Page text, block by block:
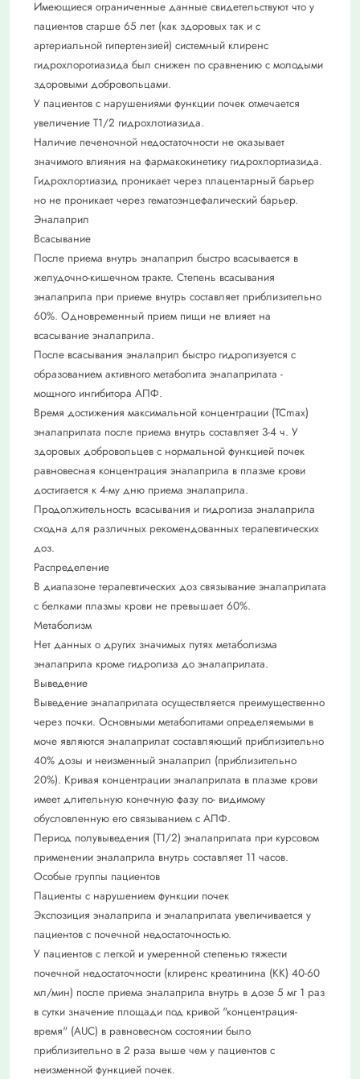
Имеющиеся ограниченные данные свидетельствуют что у
пациентов старше 65 лет (как здоровых так и с
артериальной гипертензией) системный клиренс
гидрохлоротиазида был снижен по сравнению с молодыми
здоровыми добровольцами.
У пациентов с нарушениями функции почек отмечается
увеличение Т1/2 гидрохлотиазида.
Наличие печеночной недостаточности не оказывает
значимого влияния на фармакокинетику гидрохлортиазида.
Гидрохлортиазид проникает через плацентарный барьер
но не проникает через гематоэнцефалический барьер.
Эналаприл
Всасывание
После приема внутрь эналаприл быстро всасывается в
желудочно-кишечном тракте. Степень всасывания
эналаприла при приеме внутрь составляет приблизительно
60%. Одновременный прием пищи не влияет на
всасывание эналаприла.
После всасывания эналаприл быстро гидролизуется с
образованием активного метаболита эналаприлата -
мощного ингибитора АПФ.
Время достижения максимальной концентрации (ТСmax)
эналаприлата после приема внутрь составляет 3-4 ч. У
здоровых добровольцев с нормальной функцией почек
равновесная концентрация эналаприла в плазме крови
достигается к 4-му дню приема эналаприла.
Продолжительность всасывания и гидролиза эналаприла
сходна для различных рекомендованных терапевтических
доз.
Распределение
В диапазоне терапевтических доз связывание эналаприлата
с белками плазмы крови не превышает 60%.
Метаболизм
Нет данных о других значимых путях метаболизма
эналаприла кроме гидролиза до эналаприлата.
Выведение
Выведение эналаприлата осуществляется преимущественно
через почки. Основными метаболитами определяемыми в
моче являются эналаприлат составляющий приблизительно
40% дозы и неизменный эналаприл (приблизительно
20%). Кривая концентрации эналаприлата в плазме крови
имеет длительную конечную фазу по- видимому
обусловленную его связыванием с АПФ.
Период полувыведения (Т1/2) эналаприлата при курсовом
применении эналаприла внутрь составляет 11 часов.
Особые группы пациентов
Пациенты с нарушением функции почек
Экспозиция эналаприла и эналаприлата увеличивается у
пациентов с почечной недостаточностью.
У пациентов с легкой и умеренной степенью тяжести
почечной недостаточности (клиренс креатинина (КК) 40-60
мл/мин) после приема эналаприла внутрь в дозе 5 мг 1 раз
в сутки значение площади под кривой "концентрация-
время" (AUC) в равновесном состоянии было
приблизительно в 2 раза выше чем у пациентов с
неизменной функцией почек.